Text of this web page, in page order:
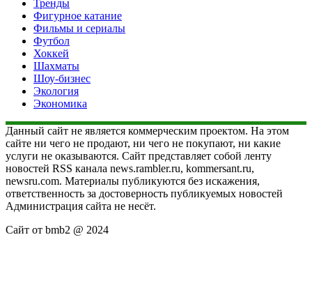
Тренды
Фигурное катание
Фильмы и сериалы
Футбол
Хоккей
Шахматы
Шоу-бизнес
Экология
Экономика
Данный сайт не является коммерческим проектом. На этом
сайте ни чего не продают, ни чего не покупают, ни какие
услуги не оказываются. Сайт представляет собой ленту
новостей RSS канала news.rambler.ru, kommersant.ru,
newsru.com. Материалы публикуются без искажения,
ответственность за достоверность публикуемых новостей
Администрация сайта не несёт.
Сайт от bmb2 @ 2024